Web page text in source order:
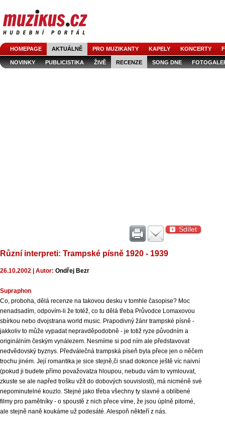
HOMEPAGE AKTUÁLNĚ PRO MUZIKANTY KAPELY KONCERTY
NOVINKY PUBLICISTIKA ŽIVĚ RECENZE SONG DNE
Sdílet
Různí interpreti: Trampské písně 1920 - 1939
26.10.2002 | Autor: Ondřej Bezr
Supraphon
Co, proboha, dělá recenze na takovou desku v tomhle časopise? Moc
nenadsadím, odpovím-li že totéž, co tu dělá třeba Průvodce Lomaxovou
sbírkou nebo dvojstrana world music. Prapodivný žánr trampské písně -
jakkoliv to může vypadat nepravděpodobně - je totiž ryze původním a
originálním českým vynálezem. Nesmíme si pod ním ale představovat
nedvědovský byznys. Předválečná trampská píseň byla přece jen o něčem
trochu jiném. Její romantika je sice stejně,či snad dokonce ještě víc naivní
(pokud ji budete přímo považovatza hloupou, nebudu vám to vymlouvat,
zkuste se ale napřed trošku vžít do dobových souvislostí), má nicméně své
nepominutelné kouzlo. Stejné jako třeba všechny ty slavné a oblíbené
filmy pro pamětníky - o spoustě z nich přece víme, že jsou úplně pitomé,
ale stejně naně koukáme už podesáté. Alespoň někteří z nás.